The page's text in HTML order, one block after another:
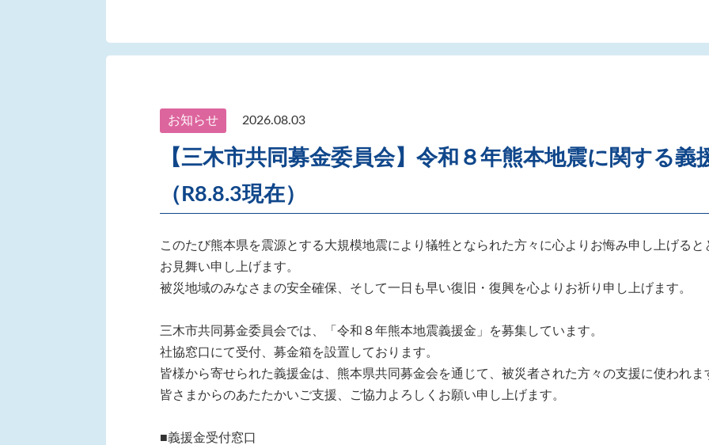
お知らせ 2026.08.03
【三木市共同募金委員会】令和８年熊本地震に関する義
（R8.8.3現在）
このたび熊本県を震源とする大規模地震により犠牲となられた方々に心よりお悔み申し上げる
お見舞い申し上げます。
被災地域のみなさまの安全確保、そして一日も早い復旧・復興を心よりお祈り申し上げます。
三木市共同募金委員会では、「令和８年熊本地震義援金」を募集しています。
社協窓口にて受付、募金箱を設置しております。
皆様から寄せられた義援金は、熊本県共同募金会を通じて、被災者された方々の支援に使われま
皆さまからのあたたかいご支援、ご協力よろしくお願い申し上げます。
■義援金受付窓口